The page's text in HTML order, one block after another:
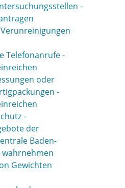
-
Telefonanrufe -
oder
-
-
der
Baden-
Gewichten